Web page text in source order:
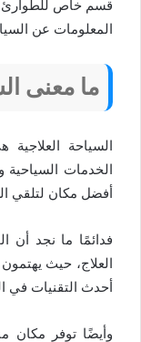
قسم خاص للطوارئ،
المعلومات عن
ما معنى
السياحة
الخدمات السياحية
أفضل مكان لتلقي
فدائمًا ما نجد أن
العلاج، حيث
أحدث التقنيات في
وأيضًا توفر مكان